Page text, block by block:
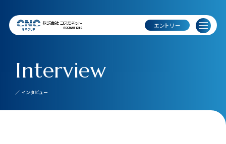
エントリー
Interview
／ インタビュー